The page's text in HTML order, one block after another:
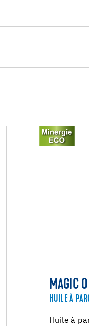
MAGIC
HUILE À
Huile à